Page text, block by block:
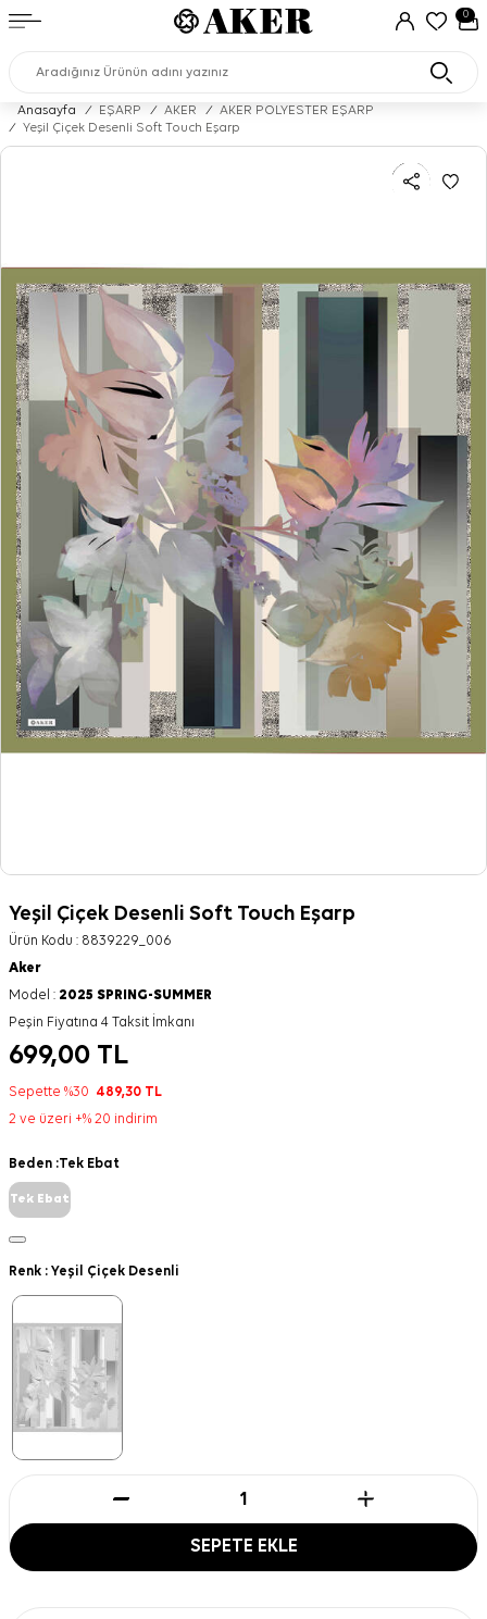
0
Anasayfa / EŞARP / AKER /
AKER POLYESTER EŞARP
/
Yeşil Çiçek Desenli Soft Touch Eşarp
Yeşil Çiçek Desenli Soft Touch Eşarp
Ürün Kodu : 8839229_006
Aker
Model : 2025 SPRING-SUMMER
Peşin Fiyatına 4 Taksit İmkanı
699,00 TL
Sepette %30 489,30 TL
2 ve üzeri +% 20 indirim
Beden :Tek Ebat
Tek Ebat
Renk : Yeşil Çiçek Desenli
SEPETE EKLE